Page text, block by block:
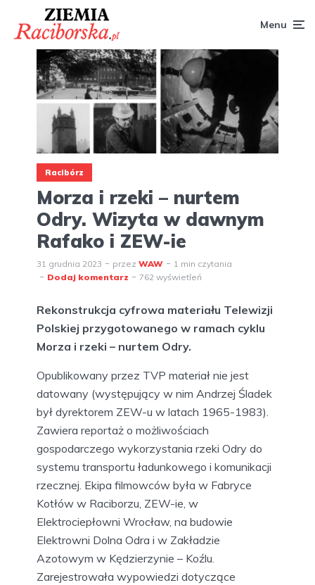
Menu
Racibórz
Morza i rzeki – nurtem
Odry. Wizyta w dawnym
Rafako i ZEW-ie
31 grudnia 2023 przez WAW
1 min czytania
Dodaj komentarz
762 wyświetleń
Rekonstrukcja cyfrowa materiału Telewizji
Polskiej przygotowanego w ramach cyklu
Morza i rzeki – nurtem Odry.
Opublikowany przez TVP materiał nie jest
datowany (występujący w nim Andrzej Śladek
był dyrektorem ZEW-u w latach 1965-1983).
Zawiera reportaż o możliwościach
gospodarczego wykorzystania rzeki Odry do
systemu transportu ładunkowego i komunikacji
rzecznej. Ekipa filmowców była w Fabryce
Kotłów w Raciborzu, ZEW-ie, w
Elektrociepłowni Wrocław, na budowie
Elektrowni Dolna Odra i w Zakładzie
Azotowym w Kędzierzynie – Koźlu.
Zarejestrowała wypowiedzi dotyczące